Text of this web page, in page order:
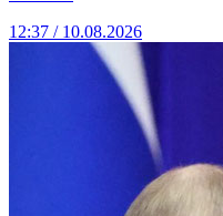
12:37 / 10.08.2026